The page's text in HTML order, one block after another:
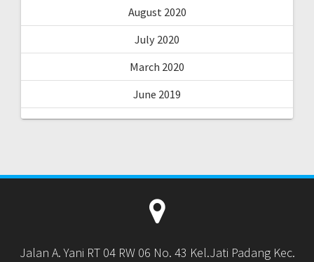
August 2020
July 2020
March 2020
June 2019
Jalan A. Yani RT 04 RW 06 No. 43 Kel.Jati Padang Kec.